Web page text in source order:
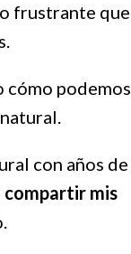
frustrante que
podemos
con años de
compartir mis